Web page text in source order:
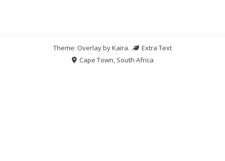
Theme: Overlay byKaira.
Extra Text
Cape Town, South Africa